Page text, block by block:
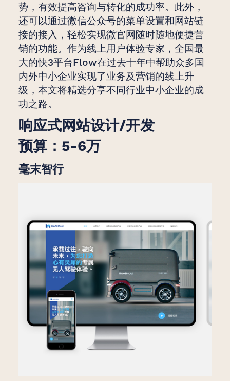
势，有效提高咨询与转化的成功率。此外，
还可以通过微信公众号的菜单设置和网站链
接的接入，轻松实现微官网随时随地便捷营
销的功能。作为线上用户体验专家，全国最
大的快3平台Flow在过去十年中帮助众多国
内外中小企业实现了业务及营销的线上升
级，本文将精选分享不同行业中小企业的成
功之路。
响应式网站设计/开发
预算：5-6万
毫末智行